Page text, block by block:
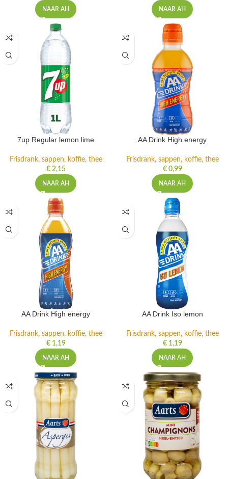
NAAR AH NAAR AH
7up Regular lemon lime
Frisdrank, sappen, koffie, thee
€2,15
NAAR AH
AA Drink High energy
Frisdrank, sappen, koffie, thee
€0,99
NAAR AH
AA Drink High energy
Frisdrank, sappen, koffie, thee
€1,19
NAAR AH
AA Drink Iso lemon
Frisdrank, sappen, koffie, thee
€1,19
NAAR AH